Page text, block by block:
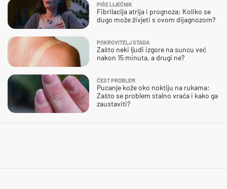
PIŠE LIJEČNIK
Fibrilacija atrija i prognoza: Koliko se
dugo može živjeti s ovom dijagnozom?
POKROVITELJ STADA
Zašto neki ljudi izgore na suncu već
nakon 15 minuta, a drugi ne?
ČEST PROBLEM
Pucanje kože oko noktiju na rukama:
Zašto se problem stalno vraća i kako ga
zaustaviti?